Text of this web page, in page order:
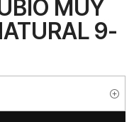
MUY
9-